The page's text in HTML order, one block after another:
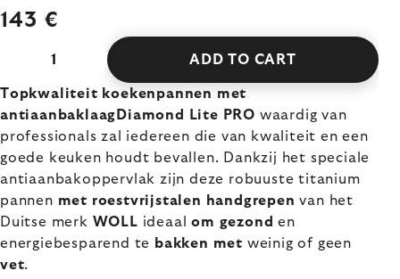
143 €
ADD TO CART
Topkwaliteit koekenpannen met
antiaanbaklaagDiamond Lite PRO waardig van
professionals zal iedereen die van kwaliteit en een
goede keuken houdt bevallen. Dankzij het speciale
antiaanbakoppervlak zijn deze robuuste titanium
pannen met roestvrijstalen handgrepenvan het
Duitse merk WOLL ideaalom gezond en
energiebesparend te
bakken met weinig of geen
vet.